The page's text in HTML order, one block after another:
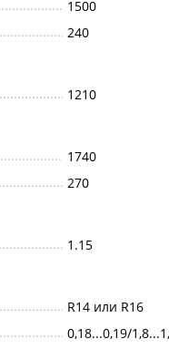
1500
240
1210
1740
270
1.15
R14 или R16
0,18...0,19/